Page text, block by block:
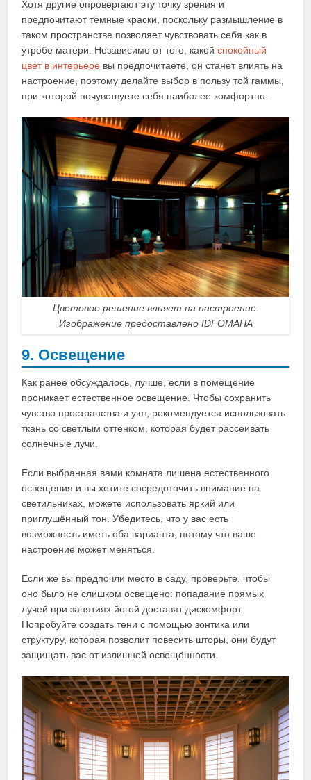
Хотя другие опровергают эту точку зрения и
предпочитают тёмные краски, поскольку размышление в
таком пространстве позволяет чувствовать себя как в
утробе матери. Независимо от того, какойспокойный
цвет в интерьере вы предпочитаете, он станет влиять на
настроение, поэтому делайте выбор в пользу той гаммы,
при которой почувствуете себя наиболее комфортно.
Цветовое решение влияет на настроение.
Изображение предоставлено IDFOMAHA
9. Освещение
Как ранее обсуждалось, лучше, если в помещение
проникает естественное освещение. Чтобы сохранить
чувство пространства и уют, рекомендуется использовать
ткань со светлым оттенком, которая будет рассеивать
солнечные лучи.
Если выбранная вами комната лишена естественного
освещения и вы хотите сосредоточить внимание на
светильниках, можете использовать яркий или
приглушённый тон. Убедитесь, что у вас есть
возможность иметь оба варианта, потому что ваше
настроение может меняться.
Если же вы предпочли место в саду, проверьте, чтобы
оно было не слишком освещено: попадание прямых
лучей при занятиях йогой доставят дискомфорт.
Попробуйте создать тени с помощью зонтика или
структуру, которая позволит повесить шторы, они будут
защищать вас от излишней освещённости.